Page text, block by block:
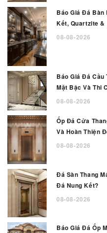
Báo Giá Đá Bàn
Kết, Quartzite &
08-08-2026
Báo Giá Đá Cầu
Mặt Bậc Và Thi
08-08-2026
Ốp Đá Cửa
Và Hoàn Thiện
08-08-2026
Đá Sàn Thang
Đá Nung Kết?
08-08-2026
Báo Giá Đá Ốp